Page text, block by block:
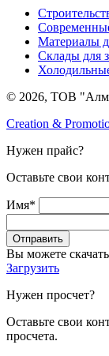
Материалы
Склады для
© 2026, ТОВ
Creation &
Нужен прайс?
Оставьте свои
Имя*
Отправить
Вы можете
Загрузить
Нужен просчет?
Оставьте свои
просчета.